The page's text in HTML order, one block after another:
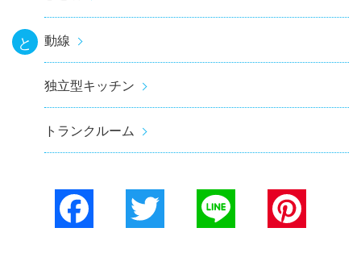
と 動線
独立型キッチン
トランクルーム
Facebook